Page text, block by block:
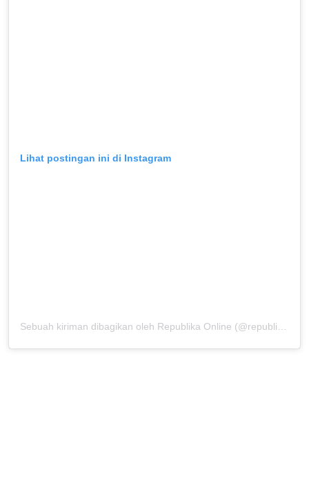
Lihat postingan ini di Instagram
Sebuah kiriman dibagikan oleh Republika Online (@republikaonline)